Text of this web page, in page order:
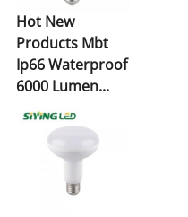
Hot New
Products Mbt
Ip66 Waterproof
6000 Lumen...